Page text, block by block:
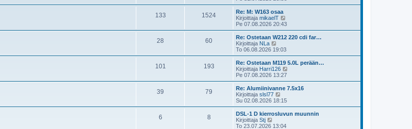
i
e
i
y
t
ä
u
s
i
n
v
e
s
t
i
133 1524
Re: M: W163 osaa
Kirjoittaja mikaelT
ä
y
t
u
s
i
n
e
t
i
Pe 07.08.2026 20:43
28 60
Re: Ostetaan W212 220 cdi far…
Kirjoittaja NLa
ä
y
t
ä
u
i
n
v
e
To 06.08.2026 19:03
101 193
Re: Ostetaan M119 5.0L perään…
Kirjoittaja Harri126
y
t
i
Pe 07.08.2026 13:27
39 79
Re: Alumiinivanne 7.5x16
Kirjoittaja slsl77
ä
y
t
u
Su 02.08.2026 18:15
6 8
DSL-1 D kierrosluvun muunnin
Kirjoittaja Stj
ä
To 23.07.2026 13:04